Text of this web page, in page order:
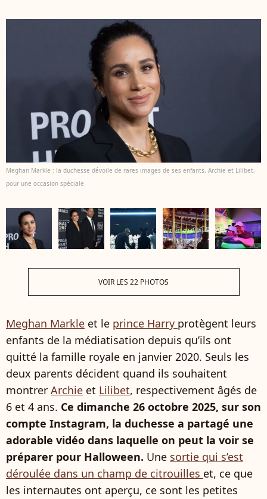
Meghan Markle : la duchesse dévoile de rares images de ses enfants, Archie et Lilibet,
pour une occasion spéciale
VOIR LES 22 PHOTOS
Meghan Markle et le prince Harry protègent leurs
enfants de la médiatisation depuis qu’ils ont
quitté la famille royale en janvier 2020. Seuls les
deux parents décident quand ils souhaitent
montrer Archie et Lilibet, respectivement âgés de
6 et 4 ans. Ce dimanche 26 octobre 2025, sur son
compte Instagram, la duchesse a partagé une
adorable vidéo dans laquelle on peut la voir se
préparer pour Halloween. Une sortie qui s’est
déroulée dans un champ de citrouilles et, ce que
les internautes ont aperçu, ce sont les petites